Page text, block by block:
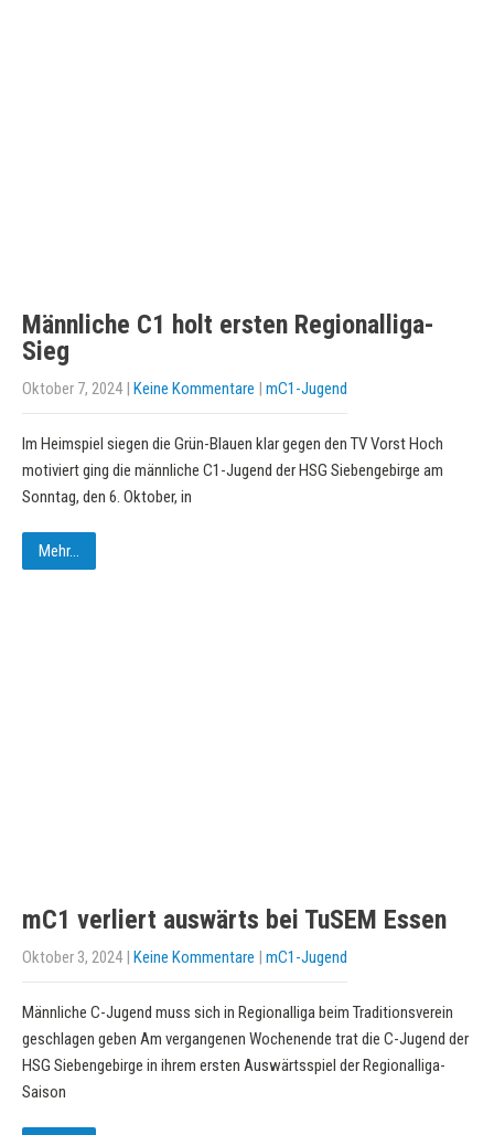
Männliche C1 holt ersten Regionalliga-
Sieg
Oktober 7, 2024| Keine Kommentare | mC1-Jugend
Im Heimspiel siegen die Grün-Blauen klar gegen den TV Vorst Hoch
motiviert ging die männliche C1-Jugend der HSG Siebengebirge am
Sonntag, den 6. Oktober, in
Mehr...
mC1 verliert auswärts bei TuSEM Essen
Oktober 3, 2024| Keine Kommentare | mC1-Jugend
Männliche C-Jugend muss sich in Regionalliga beim Traditionsverein
geschlagen geben Am vergangenen Wochenende trat die C-Jugend der
HSG Siebengebirge in ihrem ersten Auswärtsspiel der Regionalliga-
Saison